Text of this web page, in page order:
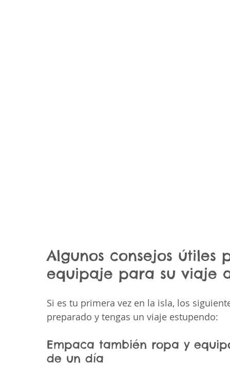
Algunos consejos
equipaje para su viaje
Si es tu primera vez en la isla, los
preparado y tengas un viaje estupendo:
Empaca también ropa y
de un día